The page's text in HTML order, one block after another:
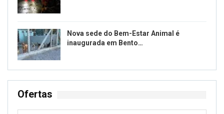
Nova sede do Bem-Estar Animal é
inaugurada em Bento…
Ofertas